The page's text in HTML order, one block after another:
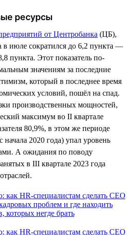
ресурсы
от Центробанка (ЦБ),
в июле сократился до 6,2 пункта —
пункта. Этот показатель по-
значениям за последние
который в последнее время
условий, пошёл на спад.
производственных мощностей,
максимум во II квартале
80,9%, в этом же периоде
2020 года) упал уровень
А ожидания по поводу
в III квартале 2023 года